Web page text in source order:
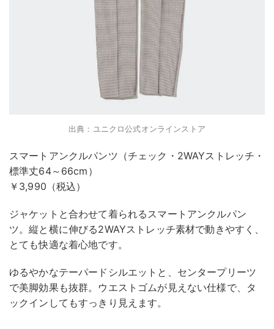
出典：ユニクロ公式オンラインストア
スマートアンクルパンツ（チェック・2WAYストレッチ・
標準丈64～66cm）
￥3,990（税込）
ジャケットと合わせて着られるスマートアンクルパン
ツ。縦と横に伸びる2WAYストレッチ素材で動きやすく、
とても快適な着心地です。
ゆるやかなテーパードシルエットと、センタープリーツ
で美脚効果も抜群。ウエストゴムが見えない仕様で、タ
ックインしてもすっきり見えます。